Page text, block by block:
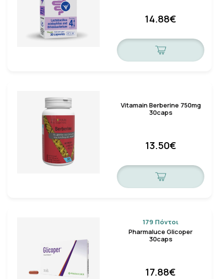
14.88€
Vitamain Berberine 750mg
30caps
13.50€
179 Πόντοι
Pharmaluce Glicoper
30caps
17.88€